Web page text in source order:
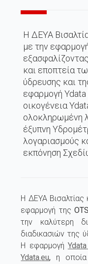
H ΔΕΥΑ
με την
και εποπτεία
ύδρευσης και
εφαρμογή Ydata
οικογένεια
ολοκληρωμένη
έξυπνη
λογαριασμούς
εκπόνηση
H ΔΕΥΑ
εφαρμογή τηςOTS
την καλύτερη
διαδικασιών της
Η εφαρμογή Ydata
Ydata.eu, η οποία